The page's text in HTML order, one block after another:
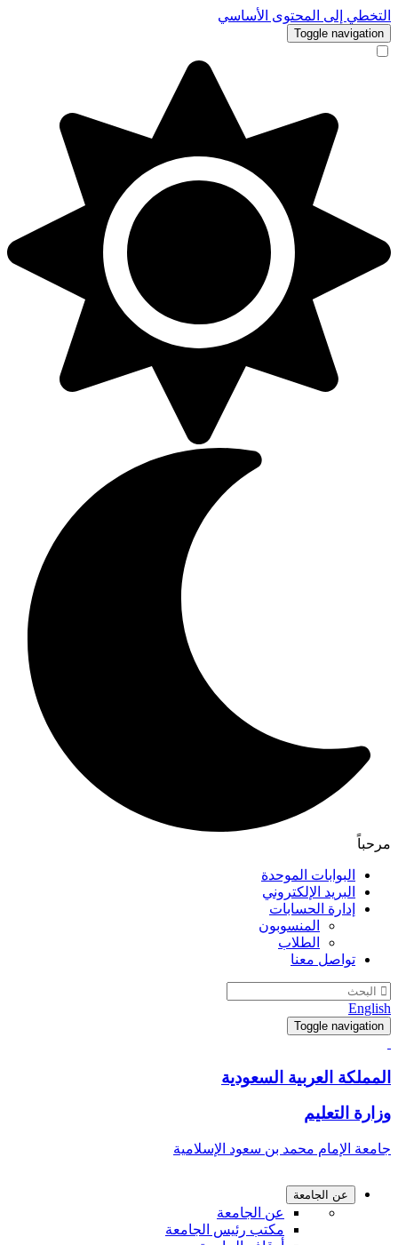
التخطي إلى المحتوى الأساسي
Toggle navigation
مرحباً
البوابات الموحدة
البريد الإلكتروني
إدارة الحسابات
المنسوبون
الطلاب
تواصل معنا
English
Toggle navigation
المملكة العربية السعودية
وزارة التعليم
جامعة الإمام محمد بن سعود الإسلامية
عن الجامعة
عن الجامعة
مكتب رئيس الجامعة